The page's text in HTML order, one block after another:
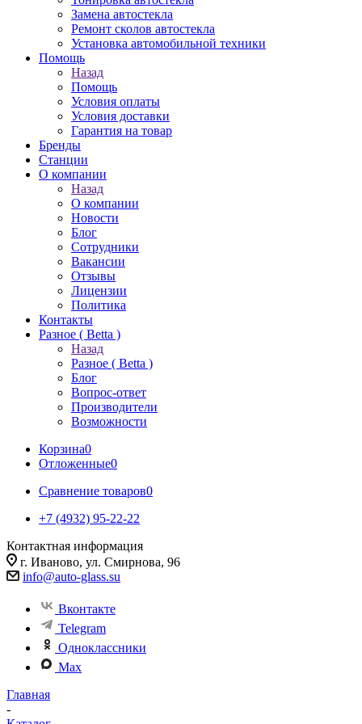
Замена автостекла
Ремонт сколов автостекла
Установка автомобильной техники
Помощь
Назад
Помощь
Условия оплаты
Условия доставки
Гарантия на товар
Бренды
Станции
О компании
Назад
О компании
Новости
Блог
Сотрудники
Вакансии
Отзывы
Лицензии
Политика
Контакты
Разное ( Betta )
Назад
Разное ( Betta )
Блог
Вопрос-ответ
Производители
Возможности
Корзина0
Отложенные0
Сравнение товаров0
+7 (4932) 95-22-22
Контактная информация
г. Иваново, ул. Смирнова, 96
info@auto-glass.su
Вконтакте
Telegram
Одноклассники
Max
Главная
-